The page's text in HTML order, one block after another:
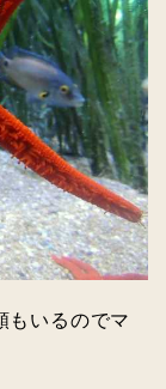
もいるのでマ